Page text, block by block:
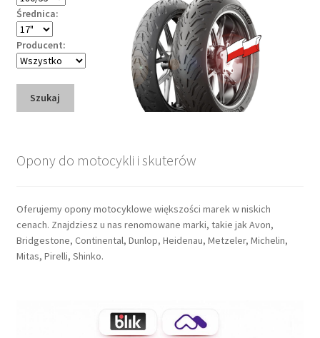
Średnica:
Producent:
Szukaj
Opony do motocykli i skuterów
Oferujemy opony motocyklowe większości marek w niskich
cenach. Znajdziesz u nas renomowane marki, takie jak Avon,
Bridgestone, Continental, Dunlop, Heidenau, Metzeler, Michelin,
Mitas, Pirelli, Shinko.